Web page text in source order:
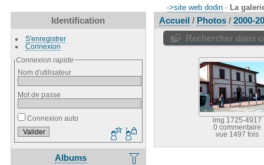
->site web dodin - La
Identification
S'enregistrer
Connexion
Connexion rapide
Nom d'utilisateur
Mot de passe
Connexion auto
Albums
Accueil/ Photos/ 2000-
Rechercher dans
img 1725-4917
0 commentaire
vue 1497 fois